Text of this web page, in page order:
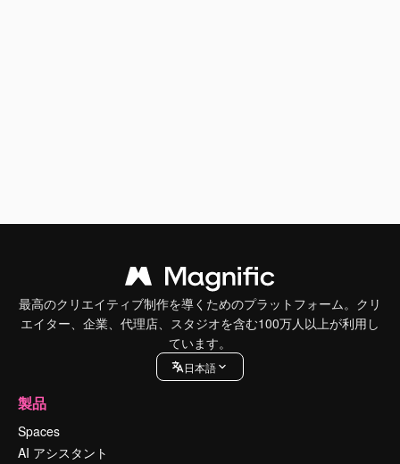
最高のクリエイティブ制作を導くためのプラットフォーム。クリ
エイター、企業、代理店、スタジオを含む100万人以上が利用し
ています。
日本語
製品
Spaces
AI アシスタント